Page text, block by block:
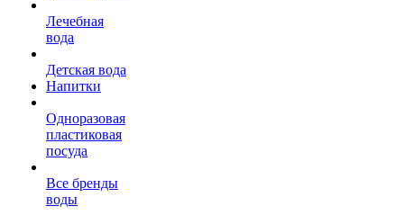
Лечебная
вода
Детская вода
Напитки
Одноразовая
пластиковая
посуда
Все бренды
воды